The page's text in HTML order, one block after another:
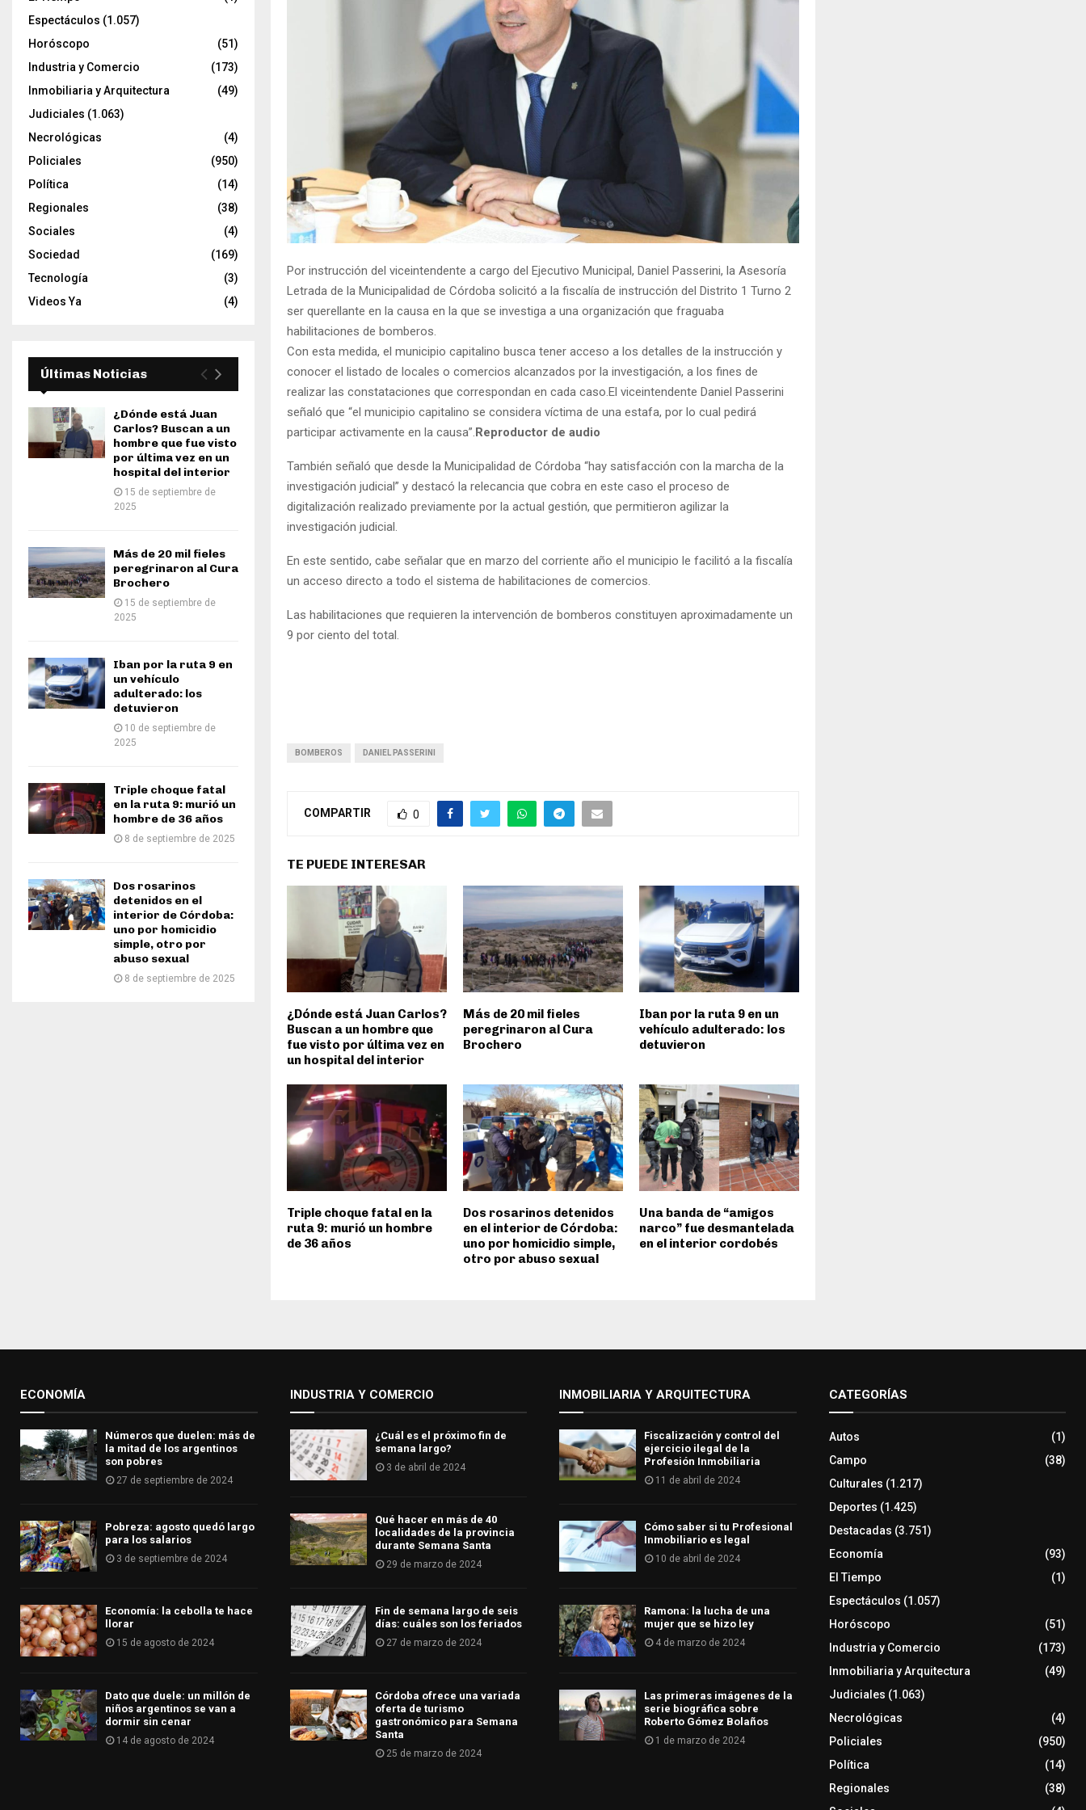
Por instrucción del viceintendente a cargo del Ejecutivo Municipal, Daniel Passerini, la Asesoría
Letrada de la Municipalidad de Córdoba solicitó a la fiscalía de instrucción del Distrito 1 Turno 2
ser querellante en la causa en la que se investiga a una organización que fraguaba
habilitaciones de bomberos.
Con esta medida, el municipio capitalino busca tener acceso a los detalles de la instrucción y
conocer el listado de locales o comercios alcanzados por la investigación, a los fines de
realizar las constataciones que correspondan en cada caso.El viceintendente Daniel Passerini
señaló que “el municipio capitalino se considera víctima de una estafa, por lo cual pedirá
participar activamente en la causa”.Reproductor de audio
También señaló que desde la Municipalidad de Córdoba “hay satisfacción con la marcha de la
investigación judicial” y destacó la relecancia que cobra en este caso el proceso de
digitalización realizado previamente por la actual gestión, que permitieron agilizar la
investigación judicial.
En este sentido, cabe señalar que en marzo del corriente año el municipio le facilitó a la fiscalía
un acceso directo a todo el sistema de habilitaciones de comercios.
Las habilitaciones que requieren la intervención de bomberos constituyen aproximadamente un
9 por ciento del total.
BOMBEROS DANIEL PASSERINI
COMPARTIR 0
TE PUEDE INTERESAR
¿Dónde está Juan Carlos?
Buscan a un hombre que
fue visto por última vez en
un hospital del interior
Más de 20 mil fieles
peregrinaron al Cura
Brochero
Iban por la ruta 9 en un
vehículo adulterado: los
detuvieron
Triple choque fatal en la
ruta 9: murió un hombre
de 36 años
Dos rosarinos detenidos
en el interior de Córdoba:
uno por homicidio simple,
otro por abuso sexual
Una banda de “amigos
narco” fue desmantelada
en el interior cordobés
Espectáculos (1.057)
Horóscopo
(51)
Industria y Comercio
(173)
Inmobiliaria y Arquitectura
(49)
Judiciales (1.063)
Necrológicas
(4)
Policiales
(950)
Política
(14)
Regionales
(38)
Sociales
(4)
Sociedad
(169)
Tecnología
(3)
Videos Ya
(4)
Últimas Noticias
¿Dónde está Juan
Carlos? Buscan a un
hombre que fue visto
por última vez en un
hospital del interior
15 de septiembre de
2025
Más de 20 mil fieles
peregrinaron al Cura
Brochero
15 de septiembre de
2025
Iban por la ruta 9 en
un vehículo
adulterado: los
detuvieron
10 de septiembre de
2025
Triple choque fatal
en la ruta 9: murió un
hombre de 36 años
8 de septiembre de 2025
Dos rosarinos
detenidos en el
interior de Córdoba:
uno por homicidio
simple, otro por
abuso sexual
8 de septiembre de 2025
ECONOMÍA
Números que duelen: más de
la mitad de los argentinos
son pobres
27 de septiembre de 2024
Pobreza: agosto quedó largo
para los salarios
3 de septiembre de 2024
Economía: la cebolla te hace
llorar
15 de agosto de 2024
Dato que duele: un millón de
niños argentinos se van a
dormir sin cenar
14 de agosto de 2024
INDUSTRIA Y COMERCIO
¿Cuál es el próximo fin de
semana largo?
3 de abril de 2024
Qué hacer en más de 40
localidades de la provincia
durante Semana Santa
29 de marzo de 2024
Fin de semana largo de seis
días: cuáles son los feriados
27 de marzo de 2024
Córdoba ofrece una variada
oferta de turismo
gastronómico para Semana
Santa
25 de marzo de 2024
INMOBILIARIA Y ARQUITECTURA
Fiscalización y control del
ejercicio ilegal de la
Profesión Inmobiliaria
11 de abril de 2024
Cómo saber si tu Profesional
Inmobiliario es legal
10 de abril de 2024
Ramona: la lucha de una
mujer que se hizo ley
4 de marzo de 2024
Las primeras imágenes de la
serie biográfica sobre
Roberto Gómez Bolaños
1 de marzo de 2024
CATEGORÍAS
Autos
(1)
Campo
(38)
Culturales (1.217)
Deportes (1.425)
Destacadas (3.751)
Economía
(93)
El Tiempo
(1)
Espectáculos (1.057)
Horóscopo
(51)
Industria y Comercio
(173)
Inmobiliaria y Arquitectura
(49)
Judiciales (1.063)
Necrológicas
(4)
Policiales
(950)
Política
(14)
Regionales
(38)